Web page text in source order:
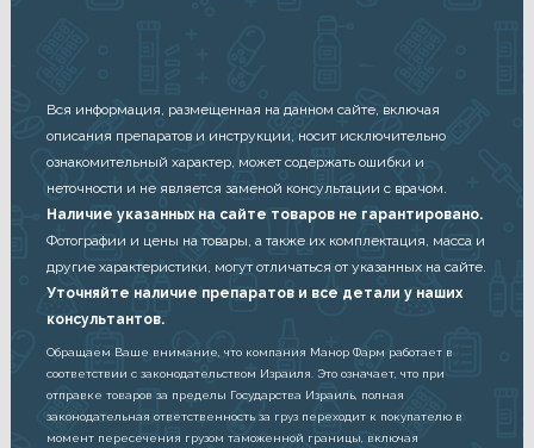
Вся информация, размещенная на данном сайте, включая
описания препаратов и инструкции, носит исключительно
ознакомительный характер, может содержать ошибки и
неточности и не является заменой консультации с врачом.
Наличие указанных на сайте товаров не гарантировано.
Фотографии и цены на товары, а также их комплектация, масса и
другие характеристики, могут отличаться от указанных на сайте.
Уточняйте наличие препаратов и все детали у наших
консультантов.
Обращаем Ваше внимание, что компания Манор Фарм работает в
соответствии с законодательством Израиля. Это означает, что при
отправке товаров за пределы Государства Израиль, полная
законодательная ответственность за груз переходит к покупателю в
момент пересечения грузом таможенной границы, включая